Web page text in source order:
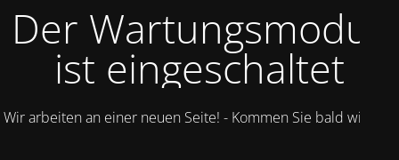
Der Wartungsmodus
ist eingeschaltet
Wir arbeiten an einer neuen Seite! - Kommen Sie bald wieder.